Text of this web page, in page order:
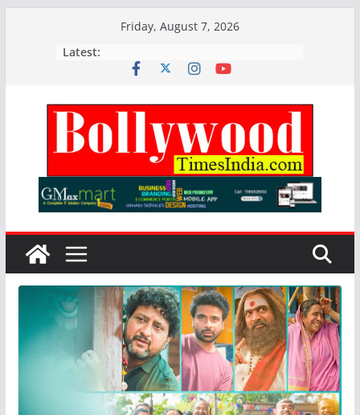
Friday, August 7, 2026
Latest: